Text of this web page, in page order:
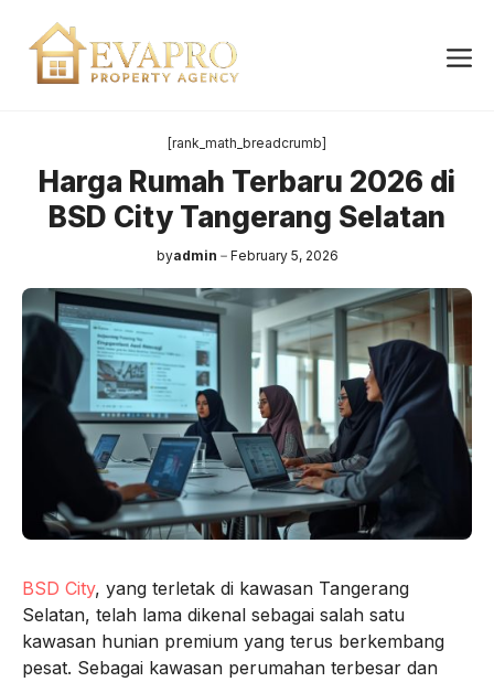
content
[rank_math_breadcrumb]
Harga Rumah Terbaru 2026 di
BSD City Tangerang Selatan
byadmin February 5, 2026
BSD City, yang terletak di kawasan Tangerang
Selatan, telah lama dikenal sebagai salah satu
kawasan hunian premium yang terus berkembang
pesat. Sebagai kawasan perumahan terbesar dan